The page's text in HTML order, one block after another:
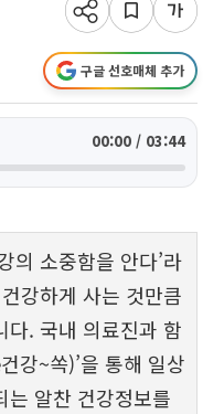
구글 선호매체 추가
00:00 / 03:44
의 소중함을 안다’라
강하게 사는 것만큼
다. 국내 의료진과 함
강~쏙)’을 통해 일상
는 알찬 건강정보를